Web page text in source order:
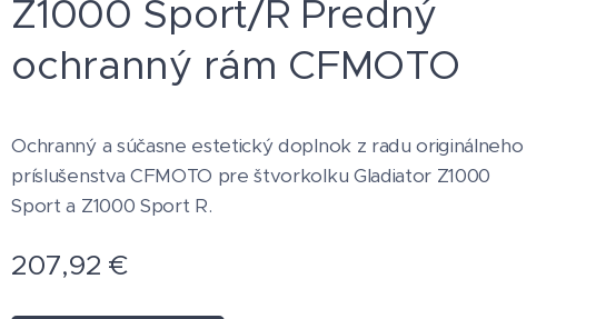
Z1000 Sport/R Predný
ochranný rám CFMOTO
Ochranný a súčasne estetický doplnok z radu originálneho
príslušenstva CFMOTO pre štvorkolku Gladiator Z1000
Sport a Z1000 Sport R.
207,92 €